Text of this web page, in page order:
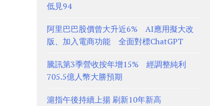
低見94
阿里巴巴股價曾大升近6% AI應用擬大改
版、加入電商功能 全面對標ChatGPT
騰訊第3季營收按年增15% 經調整純利
705.5億人幣大勝預期
滬指午後持續上揚 刷新10年新高